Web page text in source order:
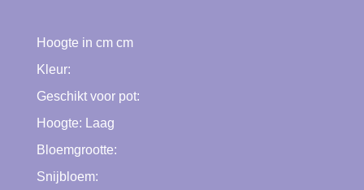
Hoogte in cm cm
Kleur:
Geschikt voor pot:
Hoogte:
Laag
Bloemgrootte:
Snijbloem: